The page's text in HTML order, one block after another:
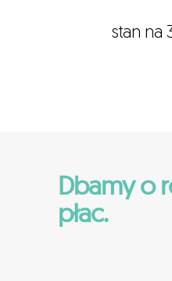
stan na
Dbamy o
płac.